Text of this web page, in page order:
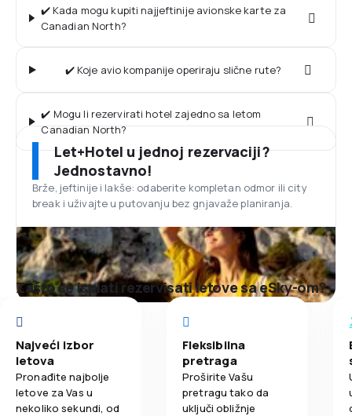
✔️ Kada mogu kupiti najjeftinije avionske karte za
Canadian North?
✔️ Koje avio kompanije operiraju slične rute?
✔️ Mogu li rezervirati hotel zajedno sa letom
Canadian North?
Let+Hotel u jednoj rezervaciji?
Jednostavno!
Brže, jeftinije i lakše: odaberite kompletan odmor ili city
break i uživajte u putovanju bez gnjavaže planiranja.
Zašto se isplati rezervisati letove sa eSky-om?
Najveći izbor
letova
Pronađite najbolje
letove za Vas u
nekoliko sekundi, od
Fleksibilna
pretraga
Proširite Vašu
pretragu tako da
uključi obližnje